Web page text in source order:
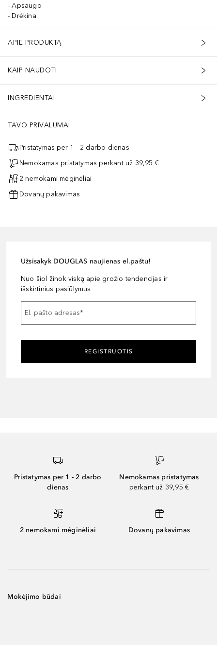
Apsaugo
Drėkina
APIE PRODUKTĄ
KAIP NAUDOTI
INGREDIENTAI
TAVO PRIVALUMAI
Pristatymas per 1 - 2 darbo dienas
Nemokamas pristatymas perkant už 39,95 €
2 nemokami mėginėliai
Dovanų pakavimas
Užsisakyk DOUGLAS naujienas el.paštu!
Nuo šiol žinok viską apie grožio tendencijas ir
išskirtinius pasiūlymus
El. pašto adresas*
REGISTRUOTIS
Pristatymas per 1 - 2 darbo
dienas
Nemokamas pristatymas
perkant už 39,95 €
2 nemokami mėginėliai Dovanų pakavimas
Mokėjimo būdai